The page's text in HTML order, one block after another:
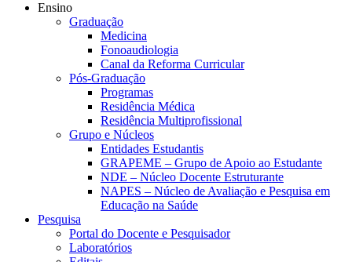
Ensino
Graduação
Medicina
Fonoaudiologia
Canal da Reforma Curricular
Pós-Graduação
Programas
Residência Médica
Residência Multiprofissional
Grupo e Núcleos
Entidades Estudantis
GRAPEME – Grupo de Apoio ao Estudante
NDE – Núcleo Docente Estruturante
NAPES – Núcleo de Avaliação e Pesquisa em
Educação na Saúde
Pesquisa
Portal do Docente e Pesquisador
Laboratórios